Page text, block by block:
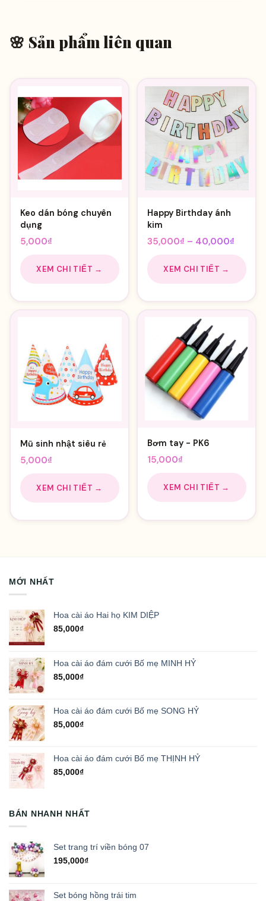
🌸 Sản phẩm liên quan
Keo dán bóng chuyên
dụng
5,000₫
XEM CHI TIẾT →
Happy Birthday ánh
kim
35,000₫ – 40,000₫Khoảng
giá:
XEM CHI TIẾT →
Mũ sinh nhật siêu rẻ
5,000₫
XEM CHI TIẾT →
Bơm tay - PK6
15,000₫
XEM CHI TIẾT →
MỚI NHẤT
Hoa cài áo Hai họ KIM DIỆP
85,000₫
Hoa cài áo đám cưới Bố mẹ MINH HỶ
85,000₫
Hoa cài áo đám cưới Bố mẹ SONG HỶ
85,000₫
Hoa cài áo đám cưới Bố mẹ THỊNH HỶ
85,000₫
BÁN NHANH NHẤT
Set trang trí viền bóng 07
195,000₫
Set bóng hồng trái tim